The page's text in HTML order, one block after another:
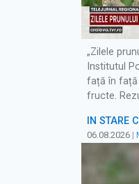
„Zilele
Institutul
față în față
fructe.
ÎN STARE
06.08.2026 |